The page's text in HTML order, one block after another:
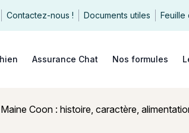
Contactez-nous ! Documents utiles Feuille
Assurance Chat Nos formules
Maine Coon : histoire, caractère,